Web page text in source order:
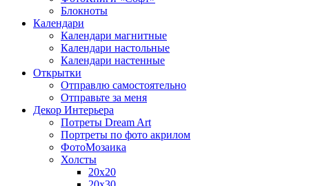
Блокноты
Календари
Календари магнитные
Календари настольные
Календари настенные
Открытки
Отправлю самостоятельно
Отправьте за меня
Декор Интерьера
Потреты Dream Art
Портреты по фото акрилом
ФотоМозаика
Холсты
20х20